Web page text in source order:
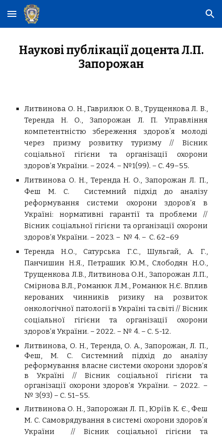
Skip to main content Skip to navigation
Наукові публікації доцента Л.П.
Запорожан
Литвинова О. Н., Гаврилюк О. В., Трущенкова Л. В.,
Теренда Н. О., Запорожан Л. П. Управління
компетентністю збереження здоровʼя молоді
через призму розвитку туризму // Вісник
соціальної гігієни та організації охорони
здоров’я України. – 2024. – №1(99). – С. 49–55.
Литвинова О. Н., Теренда Н. О., Запорожан Л. П.,
Феш М. С. Системний підхід до аналізу
реформування системи охорони здоров’я в
Україні: нормативні гарантії та проблеми //
Вісник соціальної гігієни та організації охорони
здоров’я України. – 2023. – № 4. – С. 62–69
Теренда Н.О., Сатурська Г.С., Шульгай, А. Г.,
Панчишин Н.Я., Петрашик Ю.М., Слободян Н.О.,
Трущенкова Л.В., Литвинова О.Н., Запорожан Л.П.,
Смірнова В.Л., Романюк Л.М., Романюк Н.Є. Вплив
керованих чинників ризику на розвиток
онкологічної патології в Україні та світі // Вісник
соціальної гігієни та організації охорони
здоров’я України. – 2022. – № 4. – С. 5-12.
Литвинова, О. Н., Теренда, О. А., Запорожан, Л. П.,
Феш, М. С. Системний підхід до аналізу
реформування власне системи охорони здоров’я
в Україні // Вісник соціальної гігієни та
організації охорони здоров’я України. – 2022. –
№ 3(93) – С. 51–55.
Литвинова О. Н., Запорожан Л. П., Юріїв К. Є., Феш
М. С. Самоврядування в системі охорони здоровʼя
України // Вісник соціальної гігієни та